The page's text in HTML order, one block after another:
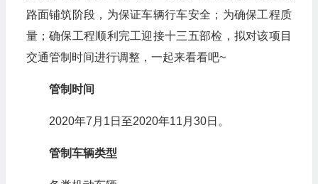
路面铺筑阶段，为保证车辆行车安全；为确保工程质
量；确保工程顺利完工迎接十三五部检，拟对该项目
交通管制时间进行调整，一起来看看吧~
管制时间
2020年7月1日至2020年11月30日。
管制车辆类型